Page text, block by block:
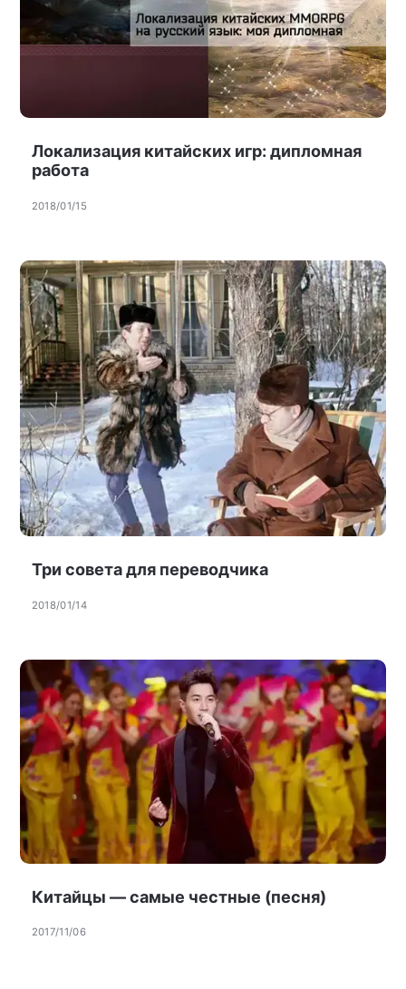
Локализация китайских игр: дипломная
работа
2018/01/15
Три совета для переводчика
2018/01/14
Китайцы — самые честные (песня)
2017/11/06